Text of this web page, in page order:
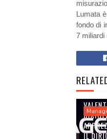
Lumata
fondo di
7 miliardi
IL